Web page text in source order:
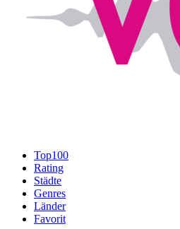
Top100
Rating
Städte
Genres
Länder
Favorit